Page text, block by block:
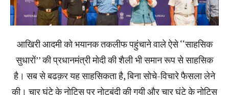
आखिरी आदमी को भयानक तकलीफ पहुंचाने वाले ऐसे ‘‘साहसिक
सुधारों’’ की प्रधानमंत्री मोदी की शैली भी समान रूप से साहसिक
है। सब से बढक़र यह साहसिकता है, बिना सोचे-विचारे फैसला लेने
की। चार घंटे के नोटिस पर नोटबंदी की गयी और चार घंटे के नोटिस